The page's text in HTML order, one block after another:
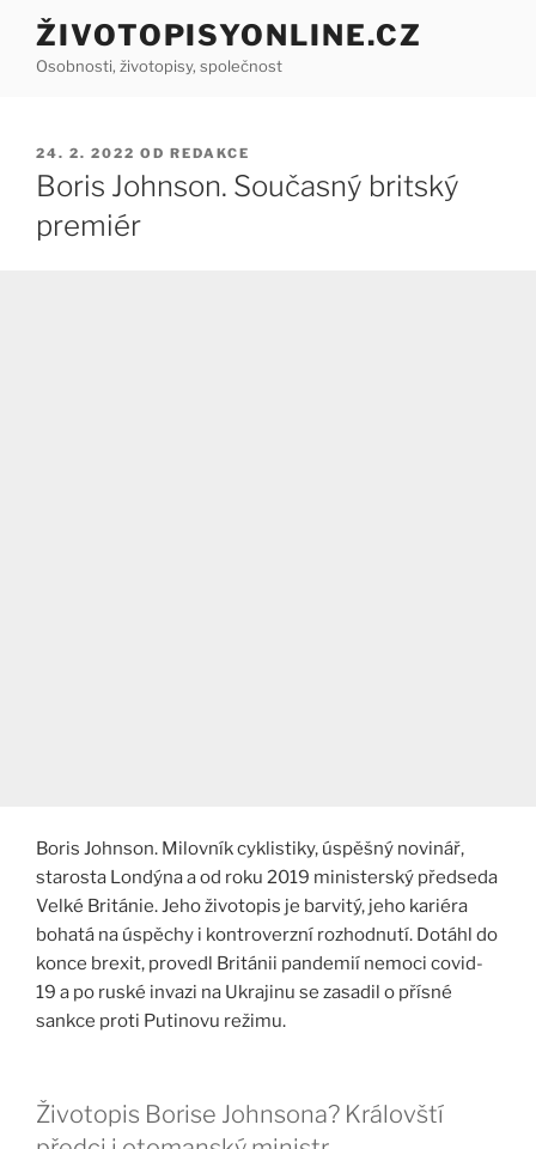
Přejít
obsahu
ŽIVOTOPISYONLINE.CZ
Osobnosti, životopisy, společnost
PUBLIKOVÁNO
24. 2. 2022 OD REDAKCE
Boris Johnson. Současný britský
premiér
Boris Johnson. Milovník cyklistiky, úspěšný novinář,
starosta Londýna a od roku 2019 ministerský předseda
Velké Británie. Jeho životopis je barvitý, jeho kariéra
bohatá na úspěchy i kontroverzní rozhodnutí. Dotáhl do
konce brexit, provedl Británii pandemií nemoci covid-
19 a po ruské invazi na Ukrajinu se zasadil o přísné
sankce proti Putinovu režimu.
Životopis Borise Johnsona? Královští